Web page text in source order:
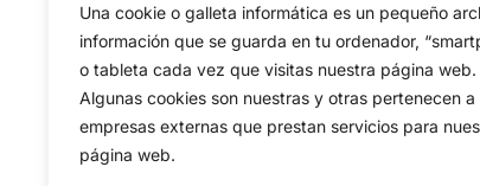
Una cookie o galleta informática es un pequeño
información que se guarda en tu ordenador,
o tableta cada vez que visitas nuestra página web.
Algunas cookies son nuestras y otras pertenecen a
empresas externas que prestan servicios para
página web.